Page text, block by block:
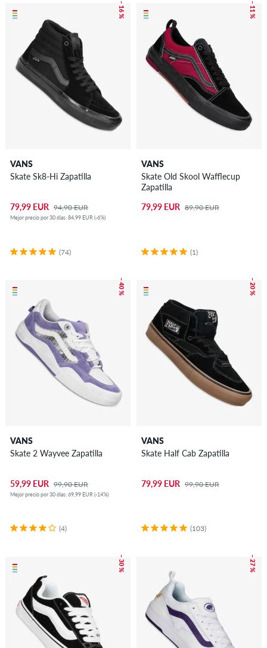
– 16 %
VANS
Skate Sk8-Hi Zapatilla
79,99 EUR 94,90 EUR
Mejor precio por 30 días: 84,99 EUR (-6%)
(74)
– 11 %
VANS
Skate Old Skool Wafflecup
Zapatilla
79,99 EUR 89,90 EUR
(1)
– 40 %
VANS
Skate 2 Wayvee Zapatilla
59,99 EUR 99,90 EUR
Mejor precio por 30 días: 69,99 EUR (-14%)
(4)
– 20 %
VANS
Skate Half Cab Zapatilla
79,99 EUR 99,90 EUR
(103)
– 30 % – 27 %